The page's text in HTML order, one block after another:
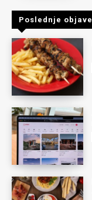
Poslednje objave